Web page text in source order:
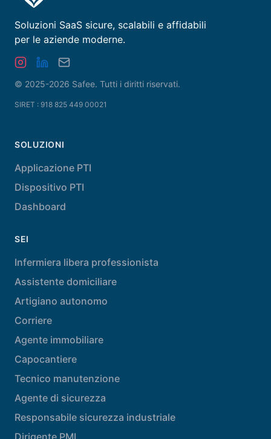
Soluzioni SaaS sicure, scalabili e affidabili
per le aziende moderne.
© 2025-2026 Safee. Tutti i diritti riservati.
SIRET : 918 825 449 00021
SOLUZIONI
Applicazione PTI
Dispositivo PTI
Dashboard
SEI
Infermiera libera professionista
Assistente domiciliare
Artigiano autonomo
Corriere
Agente immobiliare
Capocantiere
Tecnico manutenzione
Agente di sicurezza
Responsabile sicurezza industriale
Dirigente PMI